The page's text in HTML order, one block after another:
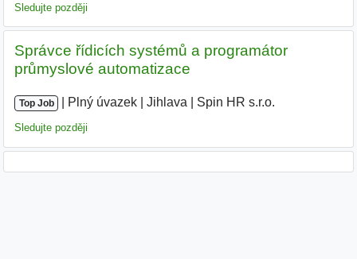
Sledujte později
Správce řídicích systémů a programátor
průmyslové automatizace
Top Job Plný úvazek Jihlava Spin HR s.r.o.
Sledujte později